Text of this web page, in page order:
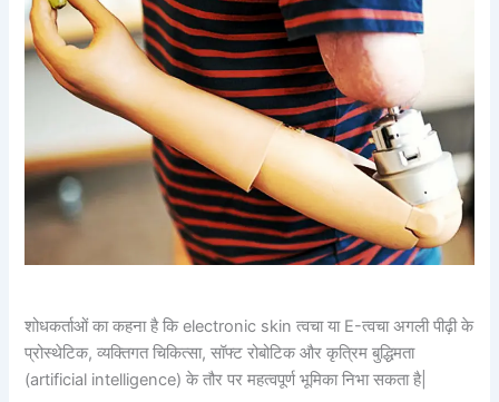
शोधकर्ताओं का कहना है कि electronic skin त्वचा या E-त्वचा अगली पीढ़ी के
प्रोस्थेटिक, व्यक्तिगत चिकित्सा, सॉफ्ट रोबोटिक और कृत्रिम बुद्धिमता
(artificial intelligence) के तौर पर महत्वपूर्ण भूमिका निभा सकता है|